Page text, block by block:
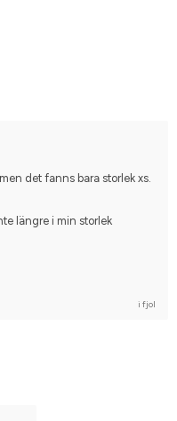
det fanns bara storlek xs.
längre i min storlek
i fjol